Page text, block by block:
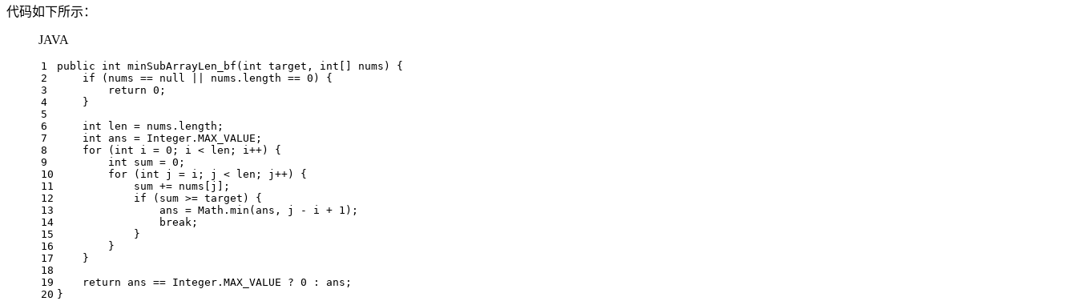
代码如下所示：
JAVA
1
2
3
4
5
6
7
8
9
10
11
12
13
14
15
16
17
18
19
20
public int minSubArrayLen_bf ( int target, int [] nums)
{
if (nums == null || nums.length == 0 ) {
return 0 ;
    }
int
len = nums.length;
int
ans = Integer.MAX_VALUE;
for ( int i = 0 ; i < len; i++) {
int
sum = 0 ;
for ( int j = i; j < len; j++) {
            sum += nums[j];
if (sum >= target) {
                ans = Math.min(ans, j - i +
1 );
break ;
            }
        }
    }
return ans == Integer.MAX_VALUE ? 0 : ans;
}